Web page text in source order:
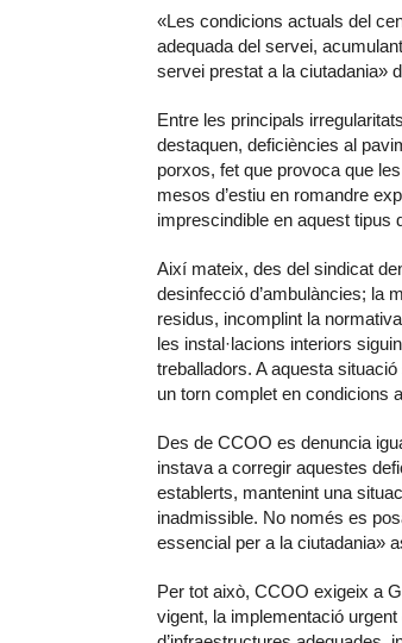
«Les condicions actuals del
adequada del servei,
servei prestat a la ciutadania»
Entre les principals
destaquen, deficiències al
porxos, fet que provoca que
mesos d’estiu en romandre
imprescindible en aquest tipus
Així mateix, des del sindicat
desinfecció d’ambulàncies; la
residus, incomplint la
les instal·lacions interiors
treballadors. A aquesta
un torn complet en condicions
Des de CCOO es denuncia
instava a corregir aquestes
establerts, mantenint una
inadmissible. No només es
essencial per a la ciutadania»
Per tot això, CCOO exigeix ​​a
vigent, la implementació